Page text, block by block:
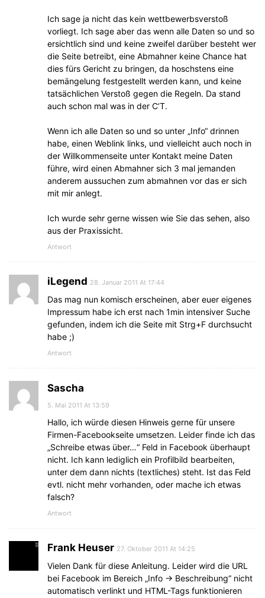
Ich sage ja nicht das kein wettbewerbsverstoß
vorliegt. Ich sage aber das wenn alle Daten so und so
ersichtlich sind und keine zweifel darüber besteht wer
die Seite betreibt, eine Abmahner keine Chance hat
dies fürs Gericht zu bringen, da hoschstens eine
bemängelung festgestellt werden kann, und keine
tatsächlichen Verstoß gegen die Regeln. Da stand
auch schon mal was in der C’T.
Wenn ich alle Daten so und so unter „Info“ drinnen
habe, einen Weblink links, und vielleicht auch noch in
der Willkommenseite unter Kontakt meine Daten
führe, wird einen Abmahner sich 3 mal jemanden
anderem aussuchen zum abmahnen vor das er sich
mit mir anlegt.
Ich wurde sehr gerne wissen wie Sie das sehen, also
aus der Praxissicht.
Antwort
iLegend 28. Januar 2011 At 17:44
Das mag nun komisch erscheinen, aber euer eigenes
Impressum habe ich erst nach 1min intensiver Suche
gefunden, indem ich die Seite mit Strg+F durchsucht
habe ;)
Antwort
Sascha
5. Mai 2011 At 13:59
Hallo, ich würde diesen Hinweis gerne für unsere
Firmen-Facebookseite umsetzen. Leider finde ich das
„Schreibe etwas über…“ Feld in Facebook überhaupt
nicht. Ich kann lediglich ein Profilbild bearbeiten,
unter dem dann nichts (textliches) steht. Ist das Feld
evtl. nicht mehr vorhanden, oder mache ich etwas
falsch?
Antwort
Frank Heuser 27. Oktober 2011 At 14:25
Vielen Dank für diese Anleitung. Leider wird die URL
bei Facebook im Bereich „Info -> Beschreibung“ nicht
automatisch verlinkt und HTML-Tags funktionieren